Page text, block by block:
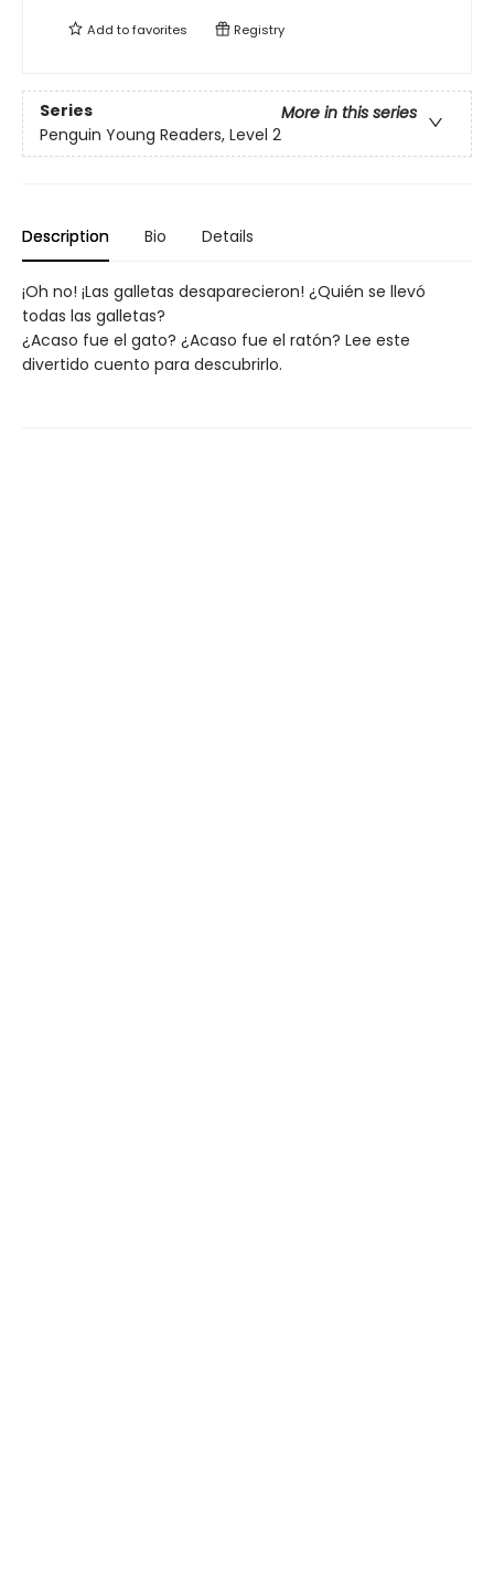
Add tofavorites Registry
Series
More in this series
Penguin Young Readers, Level 2
Description Bio Details
¡Oh no! ¡Las galletas desaparecieron! ¿Quién se llevó
todas las galletas?
¿Acaso fue el gato? ¿Acaso fue el ratón? Lee este
divertido cuento para descubrirlo.